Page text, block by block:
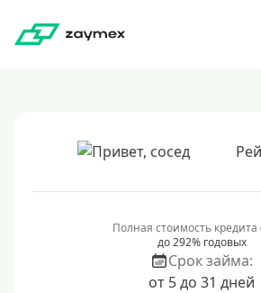
Полная стоимость
до 292% годовых
Срок займа:
от 5 до 31 дней